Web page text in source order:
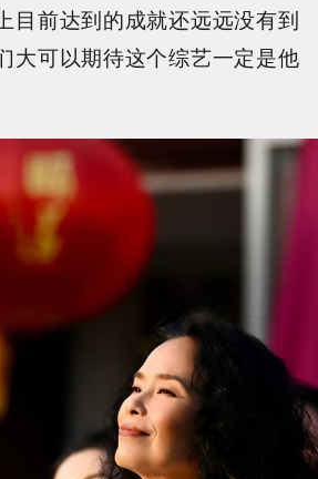
目前达到的成就还远远没有到
大可以期待这个综艺一定是他